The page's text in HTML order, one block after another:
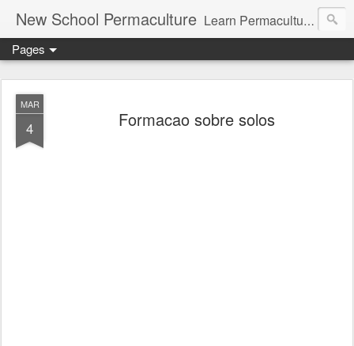
New School Permaculture Learn Permaculture Design Courses in Europe with Helder Valente, one of the original students of Bill Mollison the creator of Permaculture Design.
Pages
MAR
4 Formacao sobre solos